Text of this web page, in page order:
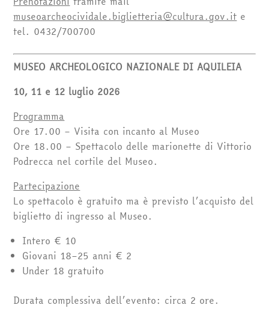
museoarcheocividale.biglietteria@cultura.gov.it e
tel. 0432/700700
MUSEO ARCHEOLOGICO NAZIONALE DI AQUILEIA
10, 11 e 12 luglio 2026
Programma
Ore 17.00 – Visita con incanto al Museo
Ore 18.00 – Spettacolo delle marionette di Vittorio
Podrecca nel cortile del Museo.
Partecipazione
Lo spettacolo è gratuito ma è previsto l’acquisto del
biglietto di ingresso al Museo.
Intero € 10
Giovani 18–25 anni € 2
Under 18 gratuito
Durata complessiva dell’evento: circa 2 ore.